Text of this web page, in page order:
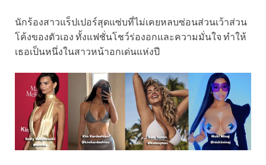
นักร้องสาวแร็ปเปอร์สุดแซ่บที่ไม่เคยหลบซ่อนส่วนเว้าส่วน
โค้งของตัวเอง ทั้งแฟชั่นโชว์ร่องอกและความมั่นใจ ทำให้
เธอเป็นหนึ่งในสาวหน้าอกเด่นแห่งปี